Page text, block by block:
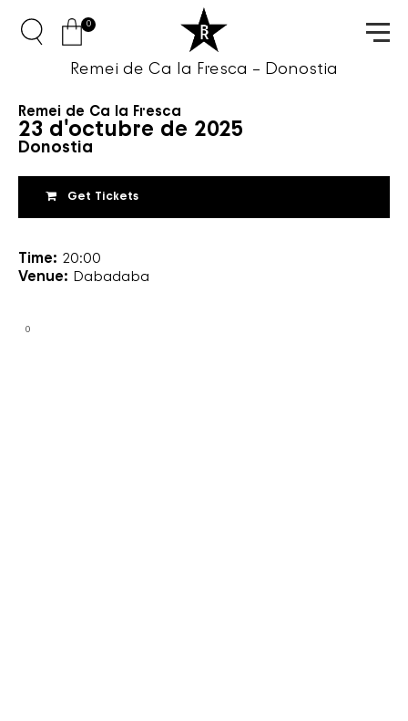
Remei de Ca la Fresca – Donostia
0
Remei de Ca la Fresca
23 d'octubre de 2025
Donostia
Get Tickets
Time: 20:00
Venue: Dabadaba
0